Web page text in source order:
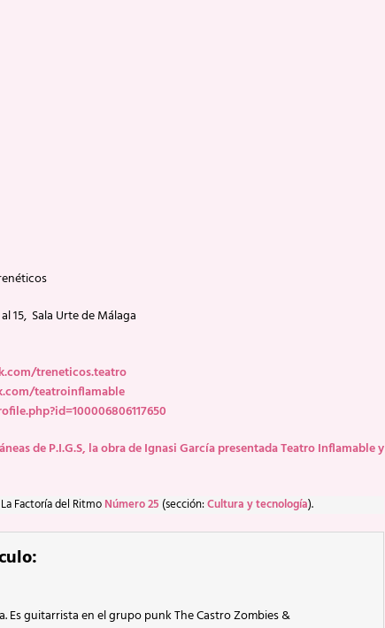
15, Sala Urte de Málaga
treneticos.teatro
teatroinflamable
de P.I.G.S, la obra de Ignasi García presentada Teatro Inflamable y
Factoría del Ritmo Número 25 (sección:Cultura y tecnología).
Es guitarrista en el grupo punk The Castro Zombies &